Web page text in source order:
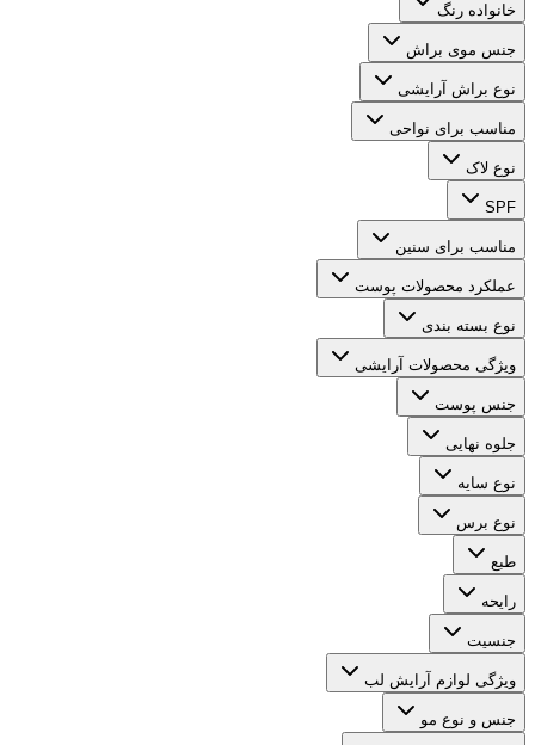
خانواده رنگ
جنس موی براش
نوع براش آرایشی
مناسب برای نواحی
نوع لاک
SPF
مناسب برای سنین
عملکرد محصولات پوست
نوع بسته بندی
ویژگی محصولات آرایشی
جنس پوست
جلوه نهایی
نوع سایه
نوع برس
طبع
رایحه
جنسیت
ویژگی لوازم آرایش لب
جنس و نوع مو